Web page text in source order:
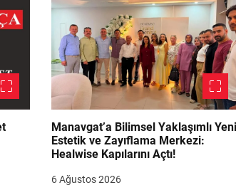
Manavgat’a Bilimsel Yaklaşımlı
Estetik ve Zayıflama Merkezi:
Healwise Kapılarını Açtı!
6 Ağustos 2026